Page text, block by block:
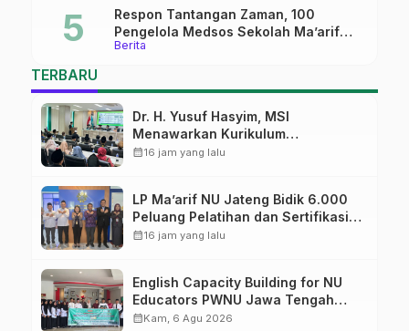
Berita
Respon Tantangan Zaman, 100
Pengelola Medsos Sekolah Ma’arif
Pekalongan Ikuti Pelatihan Literasi
TERBARU
Dr. H. Yusuf Hasyim, MSI
Menawarkan Kurikulum
Diversifikasi, Harapan Baru dalam
calendar_month16 jam yang lalu
LP Ma’arif NU Jateng Bidik 6.000
Peluang Pelatihan dan Sertifikasi
bagi Lulusan SMK
calendar_month16 jam yang lalu
English Capacity Building for NU
Educators PWNU Jawa Tengah
Batch#4; Membuka Jalan Menuju
calendar_monthKam, 6 Agu 2026